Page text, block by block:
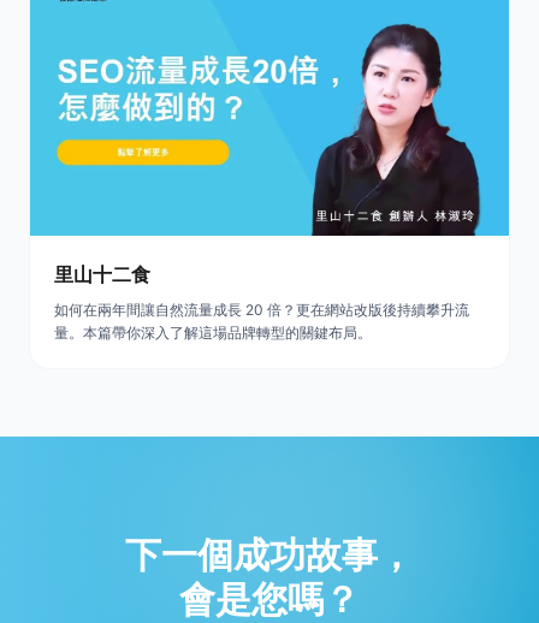
里山十二食
如何在兩年間讓自然流量成長 20 倍？更在網站改版後持續攀升流
量。本篇帶你深入了解這場品牌轉型的關鍵布局。
下一個成功故事，
會是您嗎？